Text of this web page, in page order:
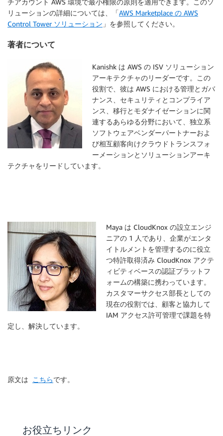
チアカウント AWS 環境で最小権限の原則を適用できます。このソ
リューションの詳細については、「AWS Marketplace の AWS
Control Tower ソリューション 」を参照してください。
著者について
Kanishk は AWS の ISV ソリューション
アーキテクチャのリーダーです。この
役割で、彼は AWS における管理とガバ
ナンス、セキュリティとコンプライア
ンス、移行とモダナイゼーションに関
連するあらゆる分野において、独立系
ソフトウェアベンダーパートナーおよ
び相互顧客向けクラウドトランスフォ
ーメーションとソリューションアーキ
テクチャをリードしています。
Maya は CloudKnox の設立エンジ
ニアの 1 人であり、企業がエンタ
イトルメントを管理するのに役立
つ特許取得済み CloudKnox アクテ
ィビティベースの認証プラットフ
ォームの構築に携わっています。
カスタマーサクセス部長としての
現在の役割では、顧客と協力して
IAM アクセス許可管理で課題を特
定し、解決しています。
原文は こちらです。
お役立ちリンク